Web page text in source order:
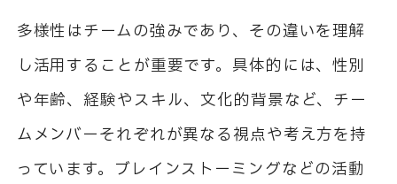
多様性はチームの強みであり、その違いを理解
し活用することが重要です。具体的には、性別
や年齢、経験やスキル、文化的背景など、チー
ムメンバーそれぞれが異なる視点や考え方を持
っています。ブレインストーミングなどの活動